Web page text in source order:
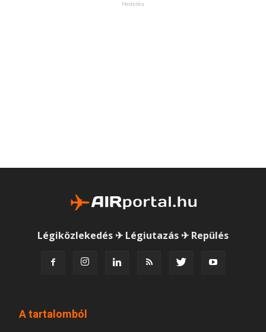
Hirdetés
Légiközlekedés ✈ Légiutazás ✈ Repülés
A tartalomból